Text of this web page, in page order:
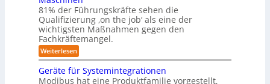
u
n
g
e
n
t
e
m
f
ü
r
R
u
s
t
r
i
e
r
b
o
o
n
m
i
l
i
t
ä
r
i
e
n
-
S
c
h
w
i
ß
e
n
t
a
t
i
o
n
v
81% der Führungskräfte sehen die
Qualifizierung ‚on the job‘ als eine der
wichtigsten Maßnahmen gegen den
Fachkräftemangel.
Weiterlesen:
M
n
Geräte für Systemintegrationen
Modibus hat eine Produktfamilie vorgestellt,